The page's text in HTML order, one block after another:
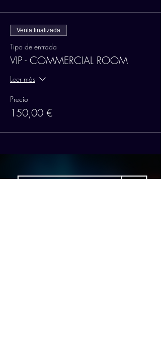
Venta finalizada
Tipo de entrada
VIP - COMMERCIAL ROOM
Leer más
Precio
150,00 €